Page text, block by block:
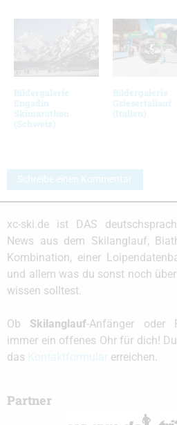
Bildergalerie
Engadin
Skimarathon
(Schweiz)
Bildergalerie
Gsiesertallauf
(Italien)
Schreibe einen Kommentar
xc-ski.de ist DAS
News aus dem Skilanglauf,
Kombination, einer
und allem was du sonst noch
wissen solltest.
Ob Skilanglauf-Anfänger oder
immer ein offenes Ohr für dich!
das
erreichen.
Partner